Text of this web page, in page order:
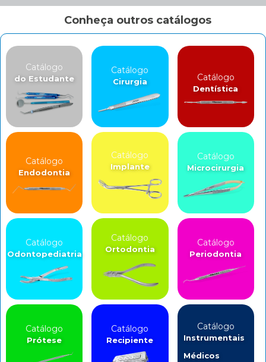
Conheça outros catálogos
Catálogo
do Estudante
Catálogo
Cirurgia Catálogo
Dentística
Catálogo
Endodontia
Catálogo
Implante
Catálogo
Microcirurgia
Catálogo
Odontopediatria
Catálogo
Ortodontia
Catálogo
Periodontia
Catálogo
Prótese
Catálogo
Recipiente
Catálogo
Instrumentais
Médicos